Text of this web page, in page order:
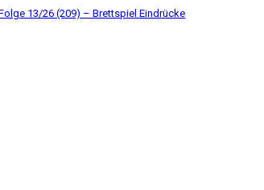
13/26 (209) – Brettspiel Eindrücke